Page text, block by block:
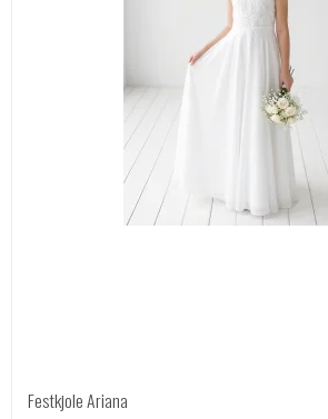
Festkjole Ariana